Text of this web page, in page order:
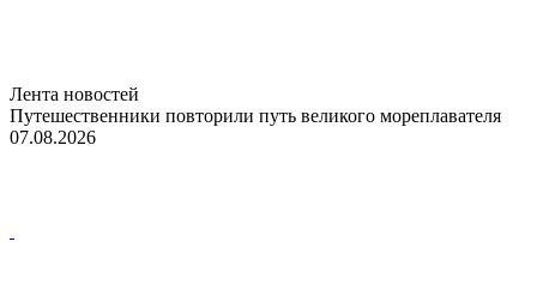
Лента новостей
Путешественники повторили путь великого мореплавателя
07.08.2026